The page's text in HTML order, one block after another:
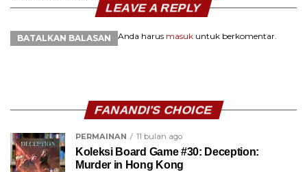
LEAVE A REPLY
BATALKAN BALASAN Anda harus masuk untuk berkomentar.
FANANDI'S CHOICE
PERMAINAN 11 bulan ago
Koleksi Board Game #30: Deception:
Murder in Hong Kong